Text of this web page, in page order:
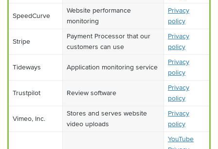
SpeedCurve
Website performance
monitoring
Privacy
policy
Stripe
Payment Processor that our
customers can use
Privacy
policy
Tideways Application monitoring service
Privacy
policy
Trustpilot Review software
Privacy
policy
Vimeo, Inc.
Stores and serves website
video uploads
Privacy
policy
YouTube